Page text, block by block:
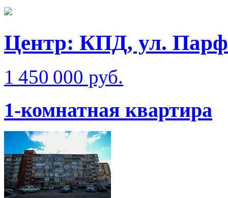
Центр: КПД, ул.
1 450 000 руб.
1-комнатная квартира